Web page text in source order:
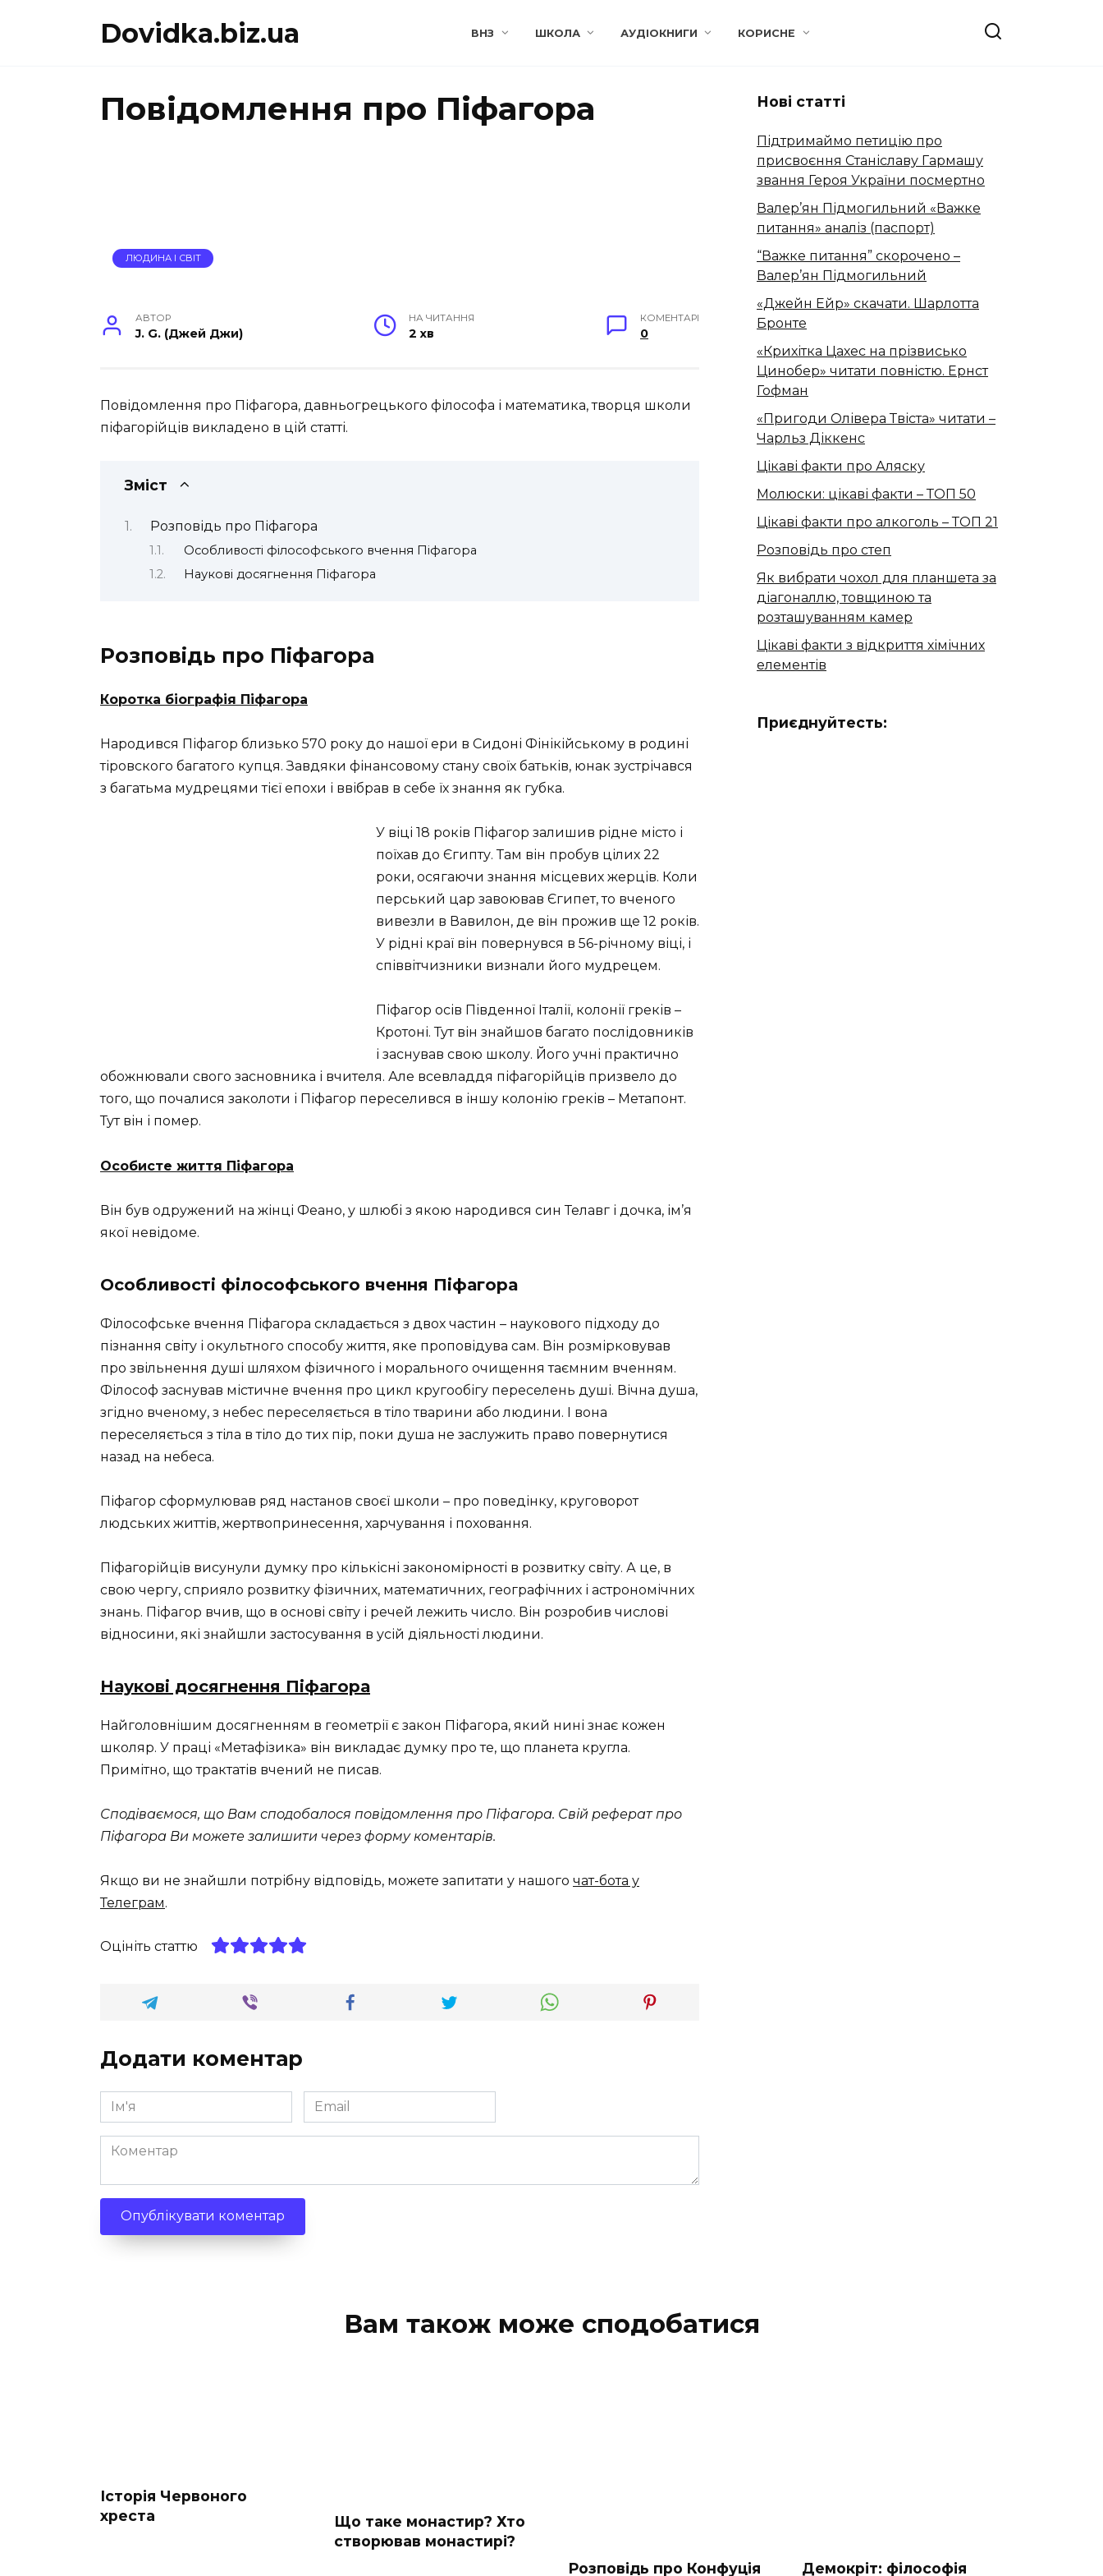
Dovidka.biz.ua ВНЗ ШКОЛА АУДІОКНИГИ КОРИСНЕ
Повідомлення про Піфагора
ЛЮДИНА І СВІТ
АВТОР
J. G. (Джей Джи)
НА ЧИТАННЯ
2 хв
КОМЕНТАРІ
0
Повідомлення про Піфагора, давньогрецького філософа і математика, творця школи
піфагорійців викладено в цій статті.
Зміст
Розповідь про Піфагора
Особливості філософського вчення Піфагора
Наукові досягнення Піфагора
Розповідь про Піфагора
Коротка біографія Піфагора
Народився Піфагор близько 570 року до нашої ери в Сидоні Фінікійському в родині
тіровского багатого купця. Завдяки фінансовому стану своїх батьків, юнак зустрічався
з багатьма мудрецями тієї епохи і ввібрав в себе їх знання як губка.
У віці 18 років Піфагор залишив рідне місто і
поїхав до Єгипту. Там він пробув цілих 22
роки, осягаючи знання місцевих жерців. Коли
перський цар завоював Єгипет, то вченого
вивезли в Вавилон, де він прожив ще 12 років.
У рідні краї він повернувся в 56-річному віці, і
співвітчизники визнали його мудрецем.
Піфагор осів Південної Італії, колонії греків –
Кротоні. Тут він знайшов багато послідовників
і заснував свою школу. Його учні практично
обожнювали свого засновника і вчителя. Але всевладдя піфагорійців призвело до
того, що почалися заколоти і Піфагор переселився в іншу колонію греків – Метапонт.
Тут він і помер.
Особисте життя Піфагора
Він був одружений на жінці Феано, у шлюбі з якою народився син Телавг і дочка, ім’я
якої невідоме.
Особливості філософського вчення Піфагора
Філософське вчення Піфагора складається з двох частин – наукового підходу до
пізнання світу і окультного способу життя, яке проповідува сам. Він розмірковував
про звільнення душі шляхом фізичного і морального очищення таємним вченням.
Філософ заснував містичне вчення про цикл кругообігу переселень душі. Вічна душа,
згідно вченому, з небес переселяється в тіло тварини або людини. І вона
переселяється з тіла в тіло до тих пір, поки душа не заслужить право повернутися
назад на небеса.
Піфагор сформулював ряд настанов своєї школи – про поведінку, круговорот
людських життів, жертвопринесення, харчування і поховання.
Піфагорійців висунули думку про кількісні закономірності в розвитку світу. А це, в
свою чергу, сприяло розвитку фізичних, математичних, географічних і астрономічних
знань. Піфагор вчив, що в основі світу і речей лежить число. Він розробив числові
відносини, які знайшли застосування в усій діяльності людини.
Наукові досягнення Піфагора
Найголовнішим досягненням в геометрії є закон Піфагора, який нині знає кожен
школяр. У праці «Метафізика» він викладає думку про те, що планета кругла.
Примітно, що трактатів вчений не писав.
Сподіваємося, що Вам сподобалося повідомлення про Піфагора. Свій реферат про
Піфагора Ви можете залишити через форму коментарів.
Якщо ви не знайшли потрібну відповідь, можете запитати у нашого чат-бота у
Телеграм.
Оцініть статтю
Додати коментар
Ім'я
*
Email
*
Коментар
Нові статті
Підтримаймо петицію про
присвоєння Станіславу Гармашу
звання Героя України посмертно
Валер’ян Підмогильний «Важке
питання» аналіз (паспорт)
“Важке питання” скорочено –
Валер’ян Підмогильний
«Джейн Ейр» скачати. Шарлотта
Бронте
«Крихітка Цахес на прізвисько
Цинобер» читати повністю. Ернст
Гофман
«Пригоди Олівера Твіста» читати –
Чарльз Діккенс
Цікаві факти про Аляску
Молюски: цікаві факти – ТОП 50
Цікаві факти про алкоголь – ТОП 21
Розповідь про степ
Як вибрати чохол для планшета за
діагоналлю, товщиною та
розташуванням камер
Цікаві факти з відкриття хімічних
елементів
Приєднуйтесть:
Вам також може сподобатися
Історія Червоного
хреста
Що таке монастир? Хто
створював монастирі?
Розповідь про Конфуція
Демокріт: філософія